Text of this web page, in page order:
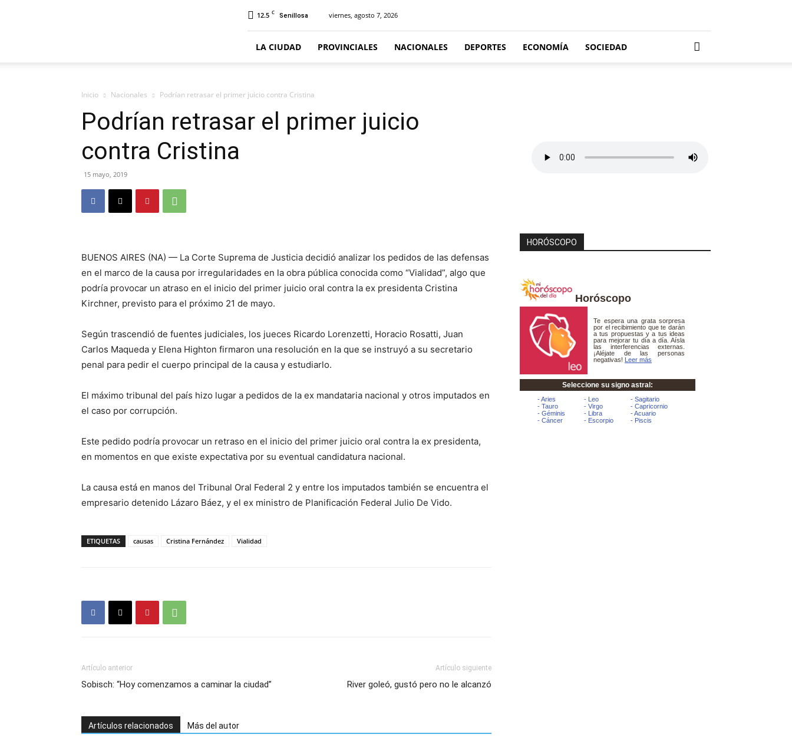
12.5 C Senillosa viernes, agosto 7, 2026
LA CIUDAD PROVINCIALES NACIONALES DEPORTES ECONOMÍA SOCIEDAD
Inicio Nacionales Podrían retrasar el primer juicio contra Cristina
Podrían retrasar el primer juicio
contra Cristina
15 mayo, 2019
BUENOS AIRES (NA) — La Corte Suprema de Justicia decidió analizar los pedidos de las defensas
en el marco de la causa por irregularidades en la obra pública conocida como “Vialidad”, algo que
podría provocar un atraso en el inicio del primer juicio oral contra la ex presidenta Cristina
Kirchner, previsto para el próximo 21 de mayo.
Según trascendió de fuentes judiciales, los jueces Ricardo Lorenzetti, Horacio Rosatti, Juan
Carlos Maqueda y Elena Highton firmaron una resolución en la que se instruyó a su secretario
penal para pedir el cuerpo principal de la causa y estudiarlo.
El máximo tribunal del país hizo lugar a pedidos de la ex mandataria nacional y otros imputados en
el caso por corrupción.
Este pedido podría provocar un retraso en el inicio del primer juicio oral contra la ex presidenta,
en momentos en que existe expectativa por su eventual candidatura nacional.
La causa está en manos del Tribunal Oral Federal 2 y entre los imputados también se encuentra el
empresario detenido Lázaro Báez, y el ex ministro de Planificación Federal Julio De Vido.
ETIQUETAS causas Cristina Fernández Vialidad
Artículo anterior
Sobisch: “Hoy comenzamos a caminar la ciudad”
Artículo siguiente
River goleó, gustó pero no le alcanzó
Artículos relacionados Más del autor
HORÓSCOPO
Horóscopo